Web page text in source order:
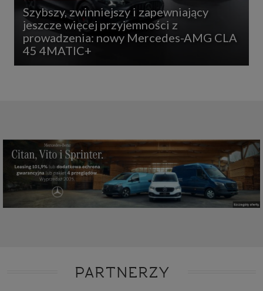
Szybszy, zwinniejszy i zapewniający
jeszcze więcej przyjemności z
prowadzenia: nowy Mercedes-AMG CLA
45 4MATIC+
PARTNERZY